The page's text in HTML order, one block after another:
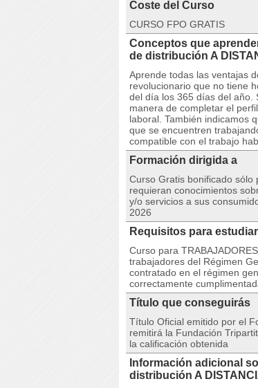
Coste del Curso
CURSO FPO GRATIS
Conceptos que
de distribución A
Aprende todas las ventajas
revolucionario que no tiene
del día los 365 días del año.
manera de completar el
laboral. También indicamos
que se encuentren
compatible con el trabajo
Formación dirigida a
Curso Gratis bonificado
requieran conocimientos
y/o servicios a sus
2026
Requisitos para
Curso para
trabajadores del Régimen
contratado en el régimen
correctamente
Título que conseguirás
Título Oficial emitido por el
remitirá la Fundación
la calificación obtenida
Información adicional
distribución A